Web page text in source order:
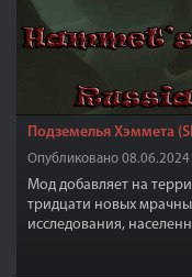
Подземелья Хэммета
Опубликовано 08.06.2024
Мод добавляет на
тридцати новых
исследования,